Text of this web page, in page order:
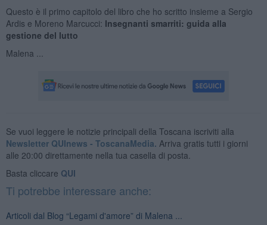
Questo è il primo capitolo del libro che ho scritto insieme a Sergio
Ardis e Moreno Marcucci: Insegnanti smarriti: guida alla
gestione del lutto
Malena ...
Se vuoi leggere le notizie principali della Toscana iscriviti alla
Newsletter QUInews - ToscanaMedia. Arriva gratis tutti i giorni
alle 20:00 direttamente nella tua casella di posta.
Basta cliccare QUI
Ti potrebbe interessare anche:
Articoli dal Blog “Legami d'amore” di Malena ...